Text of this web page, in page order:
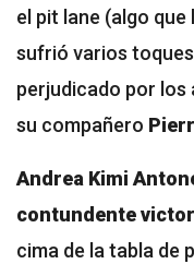
el pit lane (algo
sufrió varios
perjudicado por los
su compañero
Andrea Kimi
contundente
cima de la tabla de